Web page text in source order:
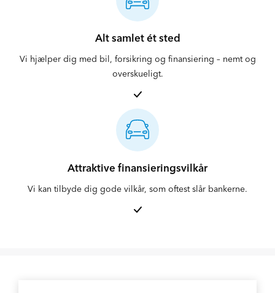
Alt samlet ét sted
Vi hjælper dig med bil, forsikring og finansiering – nemt og
overskueligt.
Attraktive finansieringsvilkår
Vi kan tilbyde dig gode vilkår, som oftest slår bankerne.